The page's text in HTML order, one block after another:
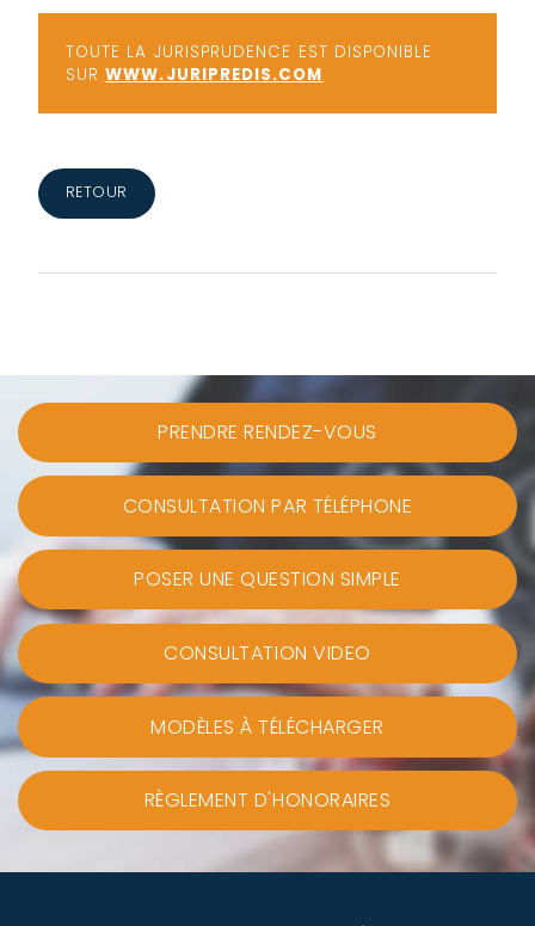
TOUTE LA JURISPRUDENCE EST DISPONIBLE
SURWWW.JURIPREDIS.COM
RETOUR
PRENDRE RENDEZ-VOUS
CONSULTATION PAR TÉLÉPHONE
POSER UNE QUESTION SIMPLE
CONSULTATION VIDEO
MODÈLES À TÉLÉCHARGER
RÈGLEMENT D'HONORAIRES